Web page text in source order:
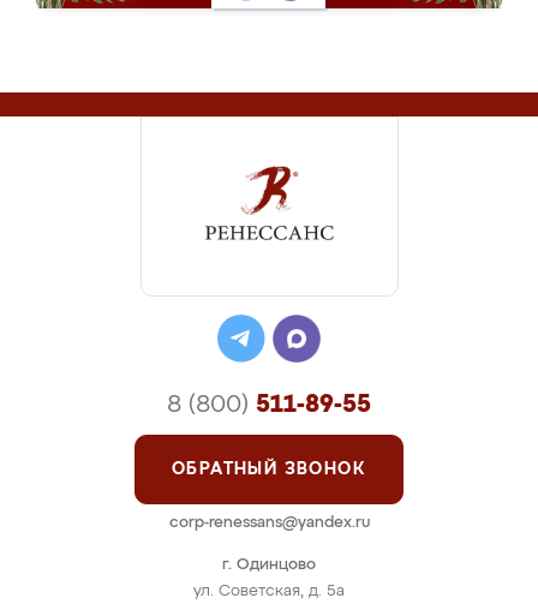
г. Одинцово
ул. Советская, д. 5а
8 (800) 511-89-55
ОБРАТНЫЙ ЗВОНОК
corp-renessans@yandex.ru